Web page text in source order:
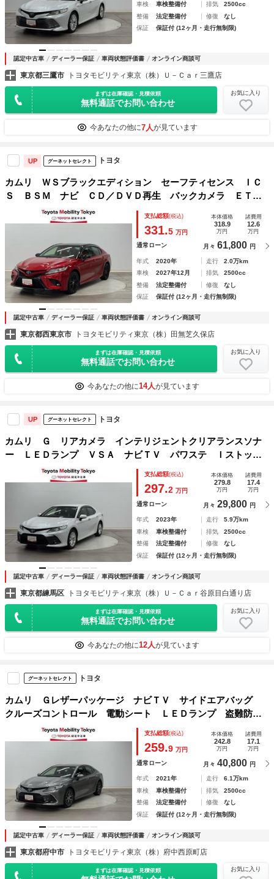
車検
車検整備付 排気
2500cc
整備
法定整備付 修復
なし
保証
保証付 (12ヶ月・走行無制限)
認定中古車 ディーラー保証 車両状態評価書 オンライン商談可
東京都三鷹市 トヨタモビリティ東京（株）Ｕ－Ｃａｒ三鷹店
まずは在庫確認・見積依頼
無料通話でお問い合わせ
お気に入り
今あなたの他に7人が見ています
UP グーネットセレクト トヨタ
カムリ ＷＳブラックエディション セーフティセンス ＩＣ
Ｓ ＢＳＭ ナビ ＣＤ／ＤＶＤ再生 バックカメラ ＥＴＣ
２．０ 電子インナーミラー型前後ドライブレコーダー クル
ーズコントロール 赤本革シート シートヒーター パワーシ
支払総額(税込)
331.5 万円
本体価格
318.9
万円
諸費用
12.6
万円
通常ローン 月々 61,800 円
年式 2020年 走行
2.0万km
車検
2027年12月 排気
2500cc
整備
法定整備付 修復
なし
保証
保証付 (12ヶ月・走行無制限)
認定中古車 ディーラー保証 車両状態評価書 オンライン商談可
東京都西東京市 トヨタモビリティ東京（株）田無芝久保店
まずは在庫確認・見積依頼
無料通話でお問い合わせ
お気に入り
今あなたの他に14人が見ています
UP グーネットセレクト トヨタ
カムリ Ｇ リアカメラ インテリジェントクリアランスソナ
ー ＬＥＤランプ ＶＳＡ ナビＴＶ パワステ Ｉストッ
プ ドラレコ付き パワーウィンドウ パワーシート エアバ
ッグ ＥＴＣ車載器 オ－トエアコン ＡＢＳ
支払総額(税込)
297.2 万円
本体価格
279.8
万円
諸費用
17.4
万円
通常ローン 月々 29,800 円
年式 2023年 走行
5.9万km
車検
車検整備付 排気
2500cc
整備
法定整備付 修復
なし
保証
保証付 (12ヶ月・走行無制限)
認定中古車 ディーラー保証 車両状態評価書 オンライン商談可
東京都練馬区 トヨタモビリティ東京（株）Ｕ－Ｃａｒ谷原目白通り店
まずは在庫確認・見積依頼
無料通話でお問い合わせ
お気に入り
今あなたの他に12人が見ています
グーネットセレクト トヨタ
カムリ Ｇレザーパッケージ ナビＴＶ サイドエアバッグ
クルーズコントロール 電動シート ＬＥＤランプ 盗難防止
システム ドライブレコーダ 本革シート 横滑防止装置 エ
アバッグ ＡＢＳ オートエアコン メモリナビ キーフリー
支払総額(税込)
259.9 万円
本体価格
242.8
万円
諸費用
17.1
万円
通常ローン 月々 40,800 円
年式 2021年 走行
6.1万km
車検
車検整備付 排気
2500cc
整備
法定整備付 修復
なし
保証
保証付 (12ヶ月・走行無制限)
認定中古車 ディーラー保証 車両状態評価書 オンライン商談可
東京都府中市 トヨタモビリティ東京（株）府中西原町店
まずは在庫確認・見積依頼 お気に入り